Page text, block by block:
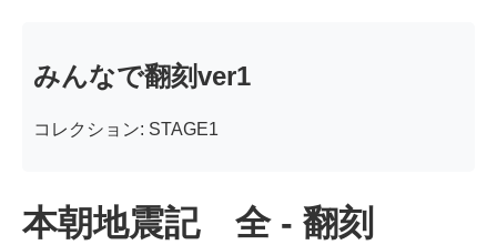
みんなで翻刻ver1
コレクション: STAGE1
本朝地震記 全 - 翻刻